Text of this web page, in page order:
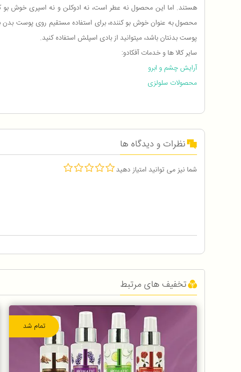
هستند. اما این محصول نه عطر است، نه ادوکلن و نه اسپری خوش بو
محصول به عنوان خوش بو کننده، برای استفاده مستقیم روی پوست بدن
پوست بدنتان باشد، میتوانید از بادی اسپلش استفاده کنید.
سایر کالا ها و خدمات آفکادو:
آرایش چشم و ابرو
محصولات سلولزی
نظرات و دیدگاه ها
شما نیز می توانید امتیاز دهید
تخفیف های مرتبط
تمام شد